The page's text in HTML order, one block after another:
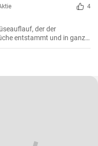
4
der der
entstammt und in ganz
sind Auberginen
überbacken werden.